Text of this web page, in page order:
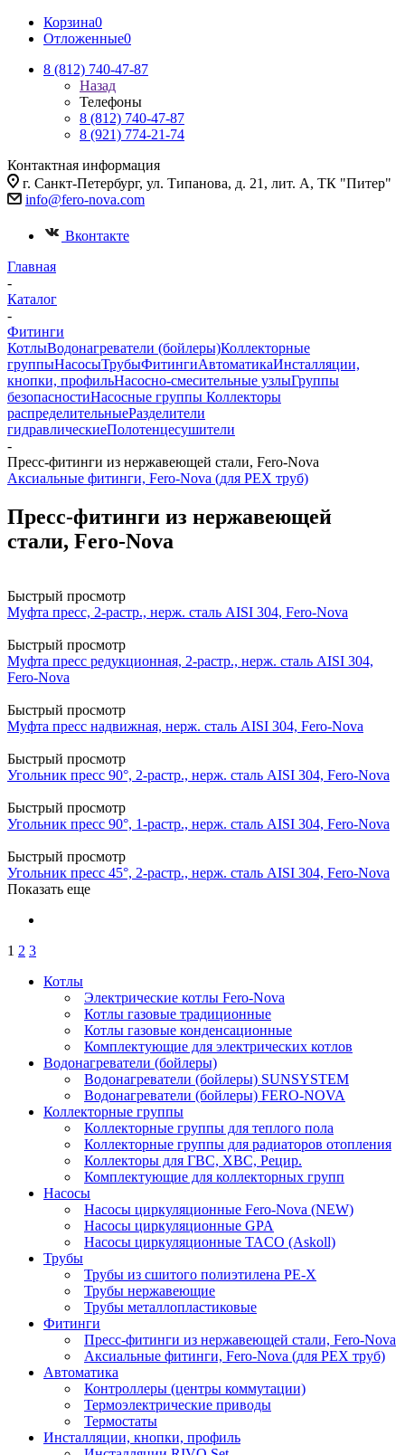
Корзина0
Отложенные0
8 (812) 740-47-87
Назад
Телефоны
8 (812) 740-47-87
8 (921) 774-21-74
Контактная информация
г. Санкт-Петербург, ул. Типанова, д. 21, лит. А, ТК "Питер"
info@fero-nova.com
Вконтакте
Главная
-
Каталог
-
Фитинги
КотлыВодонагреватели (бойлеры)Коллекторные
группыНасосыТрубыФитингиАвтоматикаИнсталляции,
кнопки, профильНасосно-смесительные узлыГруппы
безопасностиНасосные группы Коллекторы
распределительныеРазделители
гидравлическиеПолотенцесушители
-
Пресс-фитинги из нержавеющей стали, Fero-Nova
Аксиальные фитинги, Fero-Nova (для PEX труб)
Пресс-фитинги из нержавеющей
стали, Fero-Nova
Быстрый просмотр
Муфта пресс, 2-растр., нерж. сталь AISI 304, Fero-Nova
Быстрый просмотр
Муфта пресс редукционная, 2-растр., нерж. сталь AISI 304,
Fero-Nova
Быстрый просмотр
Муфта пресс надвижная, нерж. сталь AISI 304, Fero-Nova
Быстрый просмотр
Угольник пресс 90°, 2-растр., нерж. сталь AISI 304, Fero-Nova
Быстрый просмотр
Угольник пресс 90°, 1-растр., нерж. сталь AISI 304, Fero-Nova
Быстрый просмотр
Угольник пресс 45°, 2-растр., нерж. сталь AISI 304, Fero-Nova
Показать еще
1 2 3
Котлы
Электрические котлы Fero-Nova
Котлы газовые традиционные
Котлы газовые конденсационные
Комплектующие для электрических котлов
Водонагреватели (бойлеры)
Водонагреватели (бойлеры) SUNSYSTEM
Водонагреватели (бойлеры) FERO-NOVA
Коллекторные группы
Коллекторные группы для теплого пола
Коллекторные группы для радиаторов отопления
Коллекторы для ГВС, ХВС, Рецир.
Комплектующие для коллекторных групп
Насосы
Насосы циркуляционные Fero-Nova (NEW)
Насосы циркуляционные GPA
Насосы циркуляционные TACO (Askoll)
Трубы
Трубы из сшитого полиэтилена PE-X
Трубы нержавеющие
Трубы металлопластиковые
Фитинги
Пресс-фитинги из нержавеющей стали, Fero-Nova
Аксиальные фитинги, Fero-Nova (для PEX труб)
Автоматика
Контроллеры (центры коммутации)
Термоэлектрические приводы
Термостаты
Инсталляции, кнопки, профиль